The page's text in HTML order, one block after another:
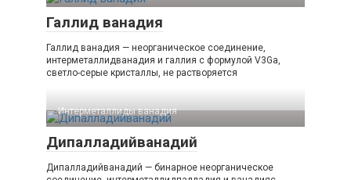
Галлид ванадия
Галлид ванадия — неорганическое соединение,
интерметаллидванадия и галлия с формулой V3Ga,
светло-серые кристаллы, не растворяется
Интерметаллиды ванадия‎
Дипалладийванадий
Дипалладийванадий — бинарное неорганическое